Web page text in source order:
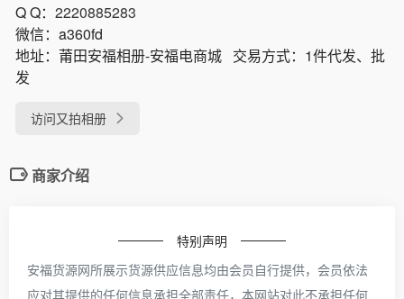
Q Q： 2220885283
微信： a360fd
地址： 莆田安福相册-安福电商城 交易方式： 1件代发、批
发
访问又拍相册
商家介绍
特别声明
安福货源网所展示货源供应信息均由会员自行提供，会员依法
应对其提供的任何信息承担全部责任，本网站对此不承担任何